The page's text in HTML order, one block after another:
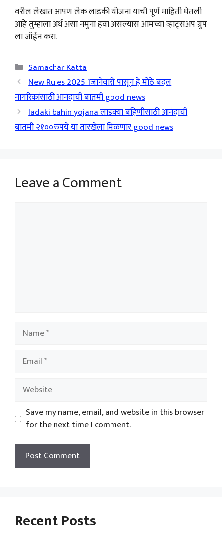
वरील लेखात आपण लेक लाडकी योजना याची पूर्ण माहिती घेतली
आहे तुम्हाला अर्थ असा नमुना हवा असल्यास आमच्या व्हाट्सअप ग्रुप
ला जॉईन करा.
Categories
Samachar Katta
New Rules 2025 1जानेवारी पासून हे मोठे बदल
नागरिकांसाठी आनंदाची बातमी good news
ladaki bahin yojana लाडक्या बहिणीसाठी आनंदाची
बातमी २१००रुपये या तारखेला मिळणार good news
Leave a Comment
Name
Email
Website
Save my name, email, and website in this browser
for the next time I comment.
Recent Posts